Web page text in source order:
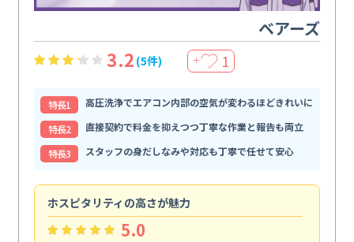
ベアーズ
3.2 (5件) ＋ 1
特⻑1
高圧洗浄でエアコン内部の空気が変わるほどきれいに
特⻑2
直接契約で料金を抑えつつ丁寧な作業と報告も両立
特⻑3
スタッフの身だしなみや対応も丁寧で任せて安心
ホスピタリティの高さが魅力
5.0